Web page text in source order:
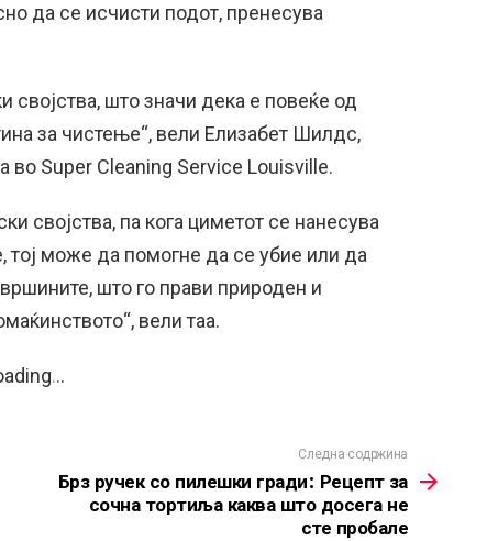
да се исчисти подот, пренесува
својства, што значи дека е повеќе од
за чистење“, вели Елизабет Шилдс,
во Super Cleaning Service Louisville.
својства, па кога циметот се нанесува
тој може да помогне да се убие или да
што го прави природен и
вели таа.
...
Следна содржина
Брз ручек со пилешки гради: Рецепт за
сочна тортиља каква што досега не
сте пробале